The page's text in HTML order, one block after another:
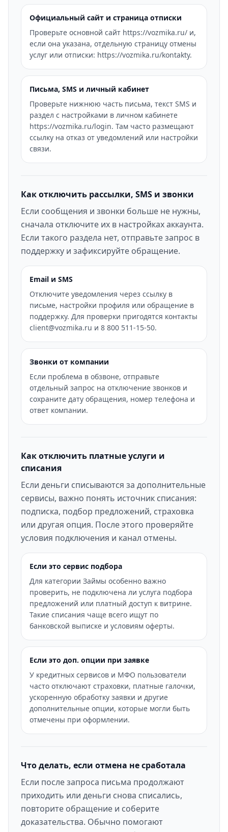
Официальный сайт и страница отписки
Проверьте основной сайт https://vozmika.ru/ и,
если она указана, отдельную страницу отмены
услуг или отписки: https://vozmika.ru/kontakty.
Письма, SMS и личный кабинет
Проверьте нижнюю часть письма, текст SMS и
раздел с настройками в личном кабинете
https://vozmika.ru/login. Там часто размещают
ссылку на отказ от уведомлений или настройки
связи.
Как отключить рассылки, SMS и звонки
Если сообщения и звонки больше не нужны,
сначала отключите их в настройках аккаунта.
Если такого раздела нет, отправьте запрос в
поддержку и зафиксируйте обращение.
Email и SMS
Отключите уведомления через ссылку в
письме, настройки профиля или обращение в
поддержку. Для проверки пригодятся контакты
client@vozmika.ru и 8 800 511-15-50.
Звонки от компании
Если проблема в обзвоне, отправьте
отдельный запрос на отключение звонков и
сохраните дату обращения, номер телефона и
ответ компании.
Как отключить платные услуги и
списания
Если деньги списываются за дополнительные
сервисы, важно понять источник списания:
подписка, подбор предложений, страховка
или другая опция. После этого проверяйте
условия подключения и канал отмены.
Если это сервис подбора
Для категории Займы особенно важно
проверить, не подключена ли услуга подбора
предложений или платный доступ к витрине.
Такие списания чаще всего ищут по
банковской выписке и условиям оферты.
Если это доп. опции при заявке
У кредитных сервисов и МФО пользователи
часто отключают страховки, платные галочки,
ускоренную обработку заявки и другие
дополнительные опции, которые могли быть
отмечены при оформлении.
Что делать, если отмена не сработала
Если после запроса письма продолжают
приходить или деньги снова списались,
повторите обращение и соберите
доказательства. Обычно помогают